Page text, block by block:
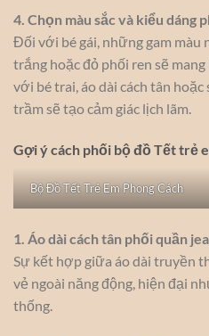
4. Chọn màu sắc và kiểu dáng
Đối với bé gái, những gam màu
trắng hoặc đỏ phối ren sẽ
với bé trai, áo dài cách tân
trầm sẽ tạo cảm giác lịch lãm.
Gợi ý cách phối bộ đồ Tết trẻ
Bộ Đồ Tết Trẻ Em Phong Cách
1. Áo dài cách tân phối quần
Sự kết hợp giữa áo dài truyền
vẻ ngoài năng động, hiện đại
thống.